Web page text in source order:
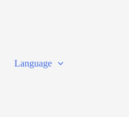
Language